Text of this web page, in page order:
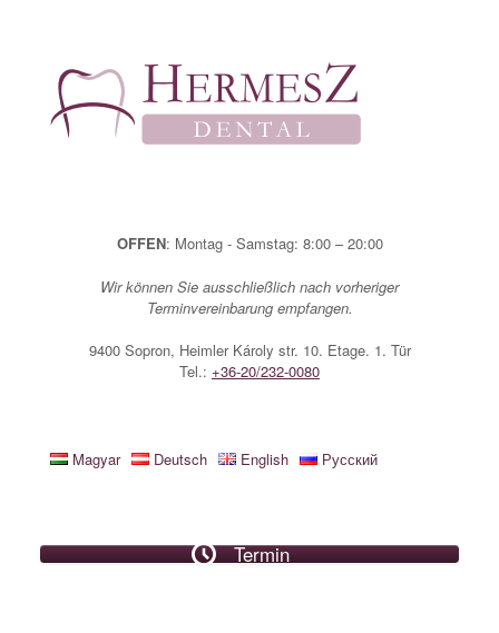
OFFEN: Montag - Samstag: 8:00 – 20:00
Wir können Sie ausschließlich nach vorheriger
Terminvereinbarung empfangen.
9400 Sopron, Heimler Károly str. 10. Etage. 1. Tür
Tel.: +36-20/232-0080
Magyar Deutsch English Русский
Termin